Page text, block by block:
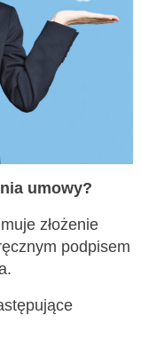
umowy?
złożenie
podpisem